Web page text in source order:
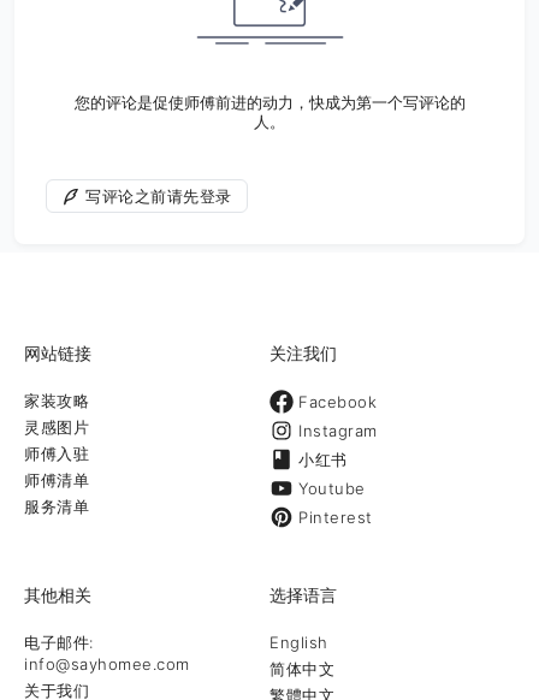
您的评论是促使师傅前进的动力，快成为第一个写评论的
人。
写评论之前请先登录
网站链接
家装攻略
灵感图片
师傅入驻
师傅清单
服务清单
关注我们
Facebook
Instagram
小红书
Youtube
Pinterest
其他相关
电子邮件:
info@sayhomee.com
关于我们
选择语言
English
简体中文
繁體中文